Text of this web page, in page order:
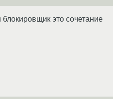
это сочетание